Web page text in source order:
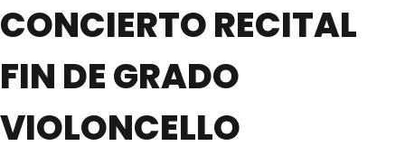
CONCIERTO RECITAL
FIN DE GRADO
VIOLONCELLO